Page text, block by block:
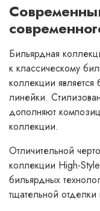
Бильярдная
к классическому
коллекции
линейки.
дополняют
коллекции.
Отличительной
коллекции High-
бильярдных
тщательной